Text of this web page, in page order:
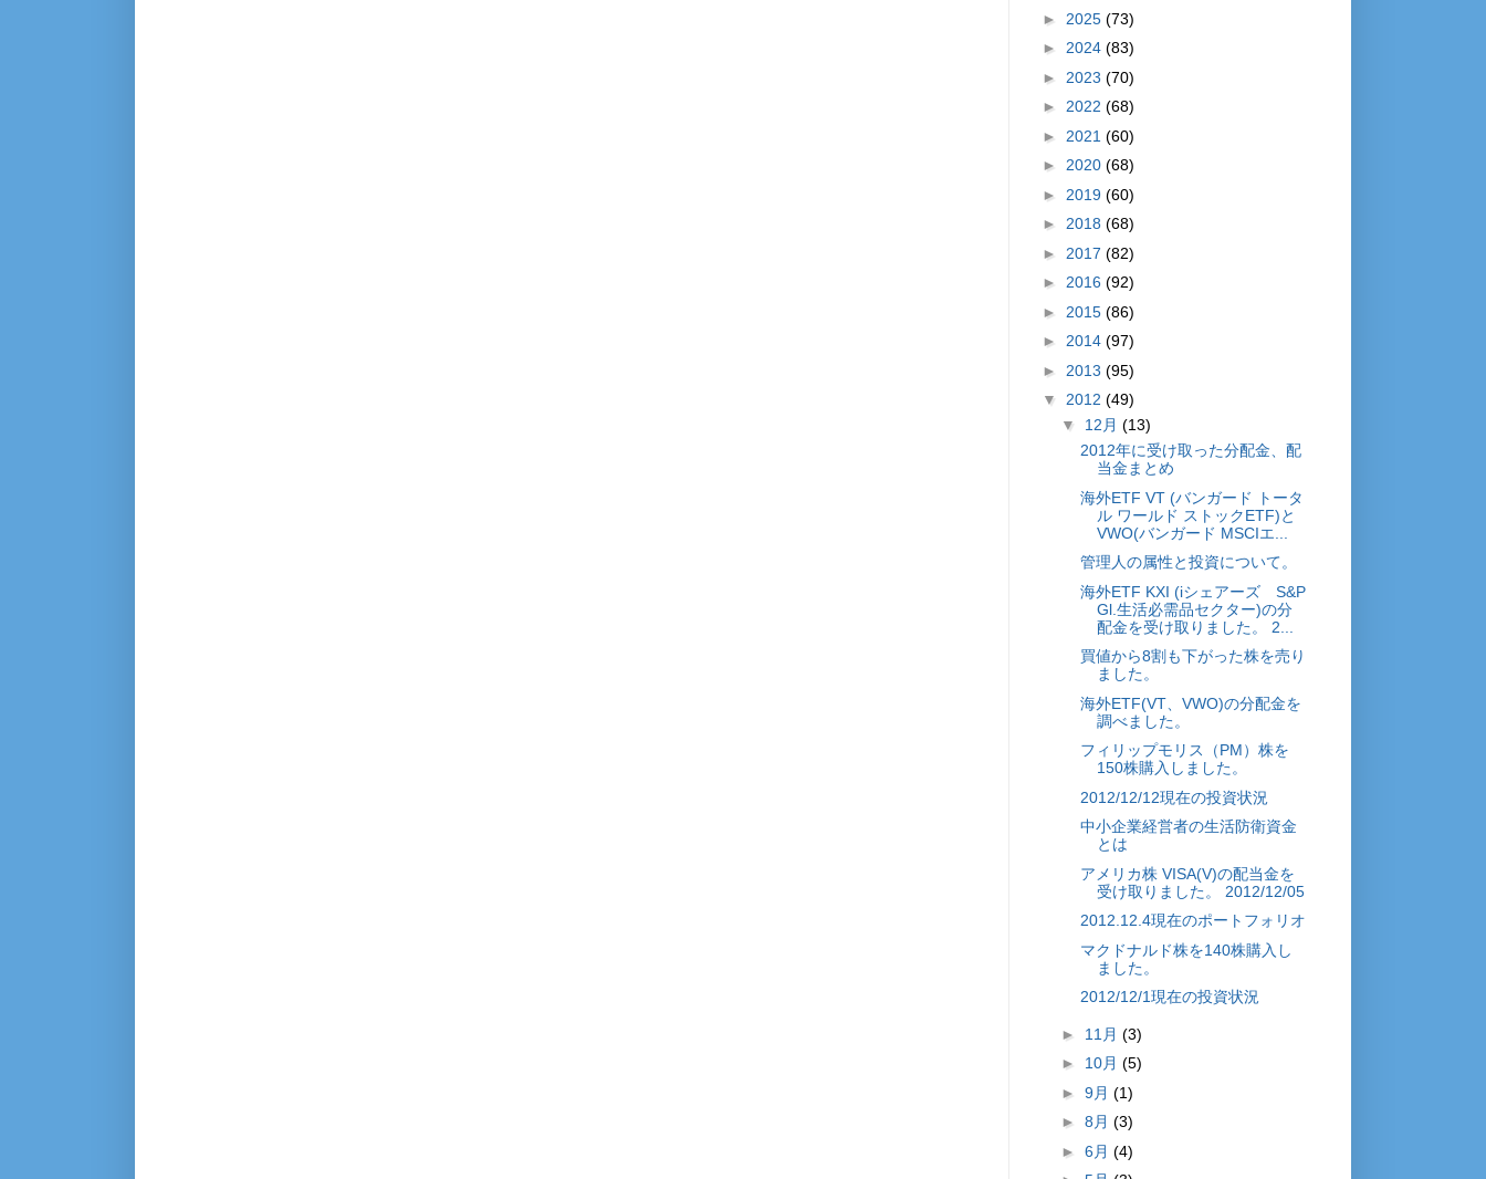
► 2025 (73)
► 2024 (83)
► 2023 (70)
► 2022 (68)
► 2021 (60)
► 2020 (68)
► 2019 (60)
► 2018 (68)
► 2017 (82)
► 2016 (92)
► 2015 (86)
► 2014 (97)
► 2013 (95)
▼ 2012 (49)
▼ 12月 (13)
2012年に受け取った分配金、配
当金まとめ
海外ETF VT (バンガード トータ
ル ワールド ストックETF)と
VWO(バンガード MSCIエ...
管理人の属性と投資について。
海外ETF KXI (iシェアーズ S&P
Gl.生活必需品セクター)の分
配金を受け取りました。 2...
買値から8割も下がった株を売り
ました。
海外ETF(VT、VWO)の分配金を
調べました。
フィリップモリス（PM）株を
150株購入しました。
2012/12/12現在の投資状況
中小企業経営者の生活防衛資金
とは
アメリカ株 VISA(V)の配当金を
受け取りました。 2012/12/05
2012.12.4現在のポートフォリオ
マクドナルド株を140株購入し
ました。
2012/12/1現在の投資状況
► 11月 (3)
► 10月 (5)
► 9月 (1)
► 8月 (3)
► 6月 (4)